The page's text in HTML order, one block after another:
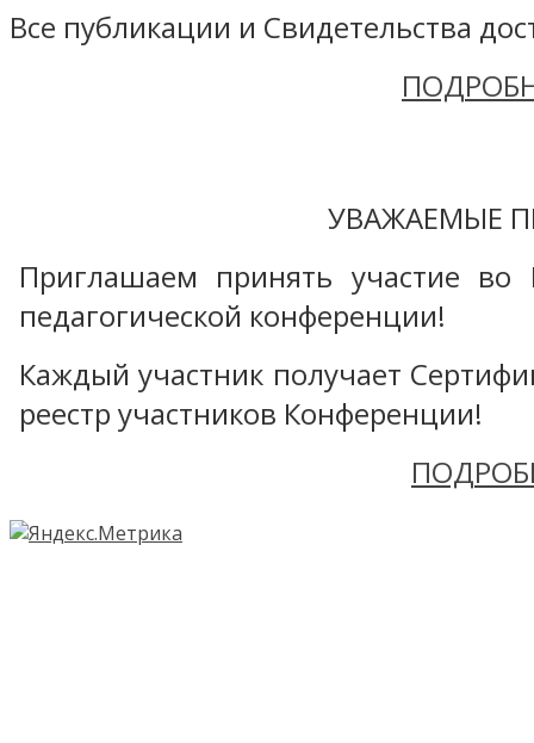
Все публикации и Свидетельства
УВАЖАЕМЫЕ
Приглашаем принять участие во
педагогической конференции!
Каждый участник получает
реестр участников Конференции!